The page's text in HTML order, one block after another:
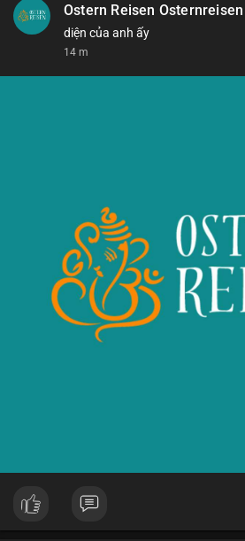
Ostern Reisen Osternreisen
diện của anh ấy
14 m